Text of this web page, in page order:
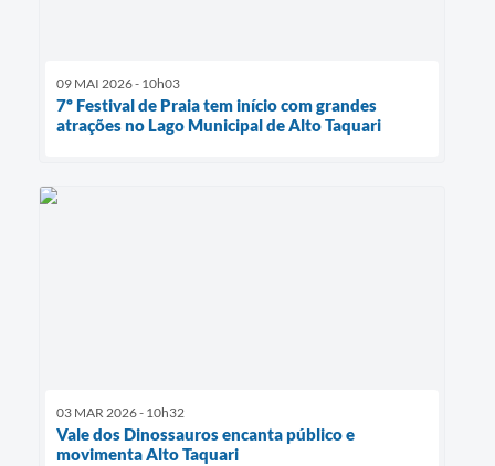
09 MAI 2026 - 10h03
7º Festival de Praia tem início com grandes
atrações no Lago Municipal de Alto Taquari
03 MAR 2026 - 10h32
Vale dos Dinossauros encanta público e
movimenta Alto Taquari